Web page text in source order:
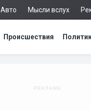
Авто Мысли вслух
Происшествия